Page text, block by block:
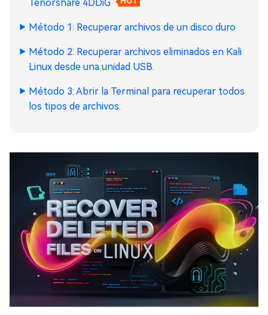
Tenorshare 4DDiG
Método 1: Recuperar archivos de un disco duro
Método 2: Recuperar archivos eliminados en Kali
Linux desde una unidad USB.
Método 3: Abrir la Terminal para recuperar todos
los tipos de archivos.